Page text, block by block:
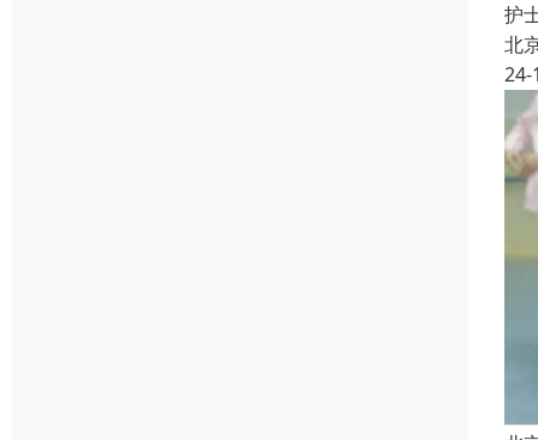
护
北
24-